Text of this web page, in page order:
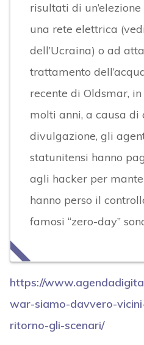
risultati di
una rete elettrica
dell’Ucraina) o ad
trattamento
recente di Oldsmar,
molti anni, a causa di
divulgazione, gli
statunitensi hanno
agli hacker per
hanno perso il
famosi “zero-day”
https://
war-siamo-davvero-
ritorno-gli-scenari/